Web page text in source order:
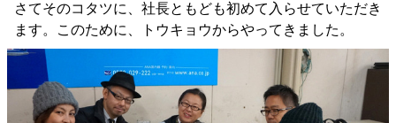
さてそのコタツに、社長ともども初めて入らせていただき
ます。このために、トウキョウからやってきました。